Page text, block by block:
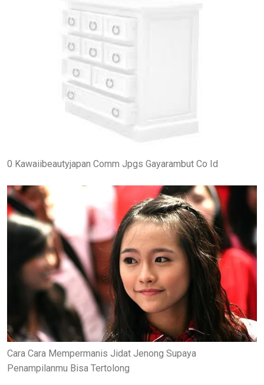
0 Kawaiibeautyjapan Comm Jpgs Gayarambut Co Id
Cara Cara Mempermanis Jidat Jenong Supaya
Penampilanmu Bisa Tertolong